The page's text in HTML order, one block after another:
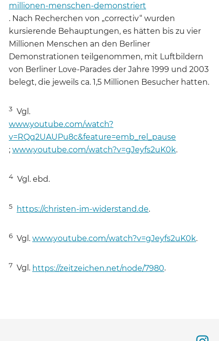
millionen-menschen-demonstriert
. Nach Recherchen von „correctiv“ wurden
kursierende Behauptungen, es hätten bis zu vier
Millionen Menschen an den Berliner
Demonstrationen teilgenommen, mit Luftbildern
von Berliner Love-Parades der Jahre 1999 und 2003
belegt, die jeweils ca. 1,5 Millionen Besucher hatten.
3 Vgl.
www.youtube.com/watch?
v=RQq2UAUPu8c&feature=emb_rel_pause
; www.youtube.com/watch?v=gJeyfs2uK0k.
4 Vgl. ebd.
5 https://christen-im-widerstand.de.
6 Vgl. www.youtube.com/watch?v=gJeyfs2uK0k.
7 Vgl. https://zeitzeichen.net/node/7980.